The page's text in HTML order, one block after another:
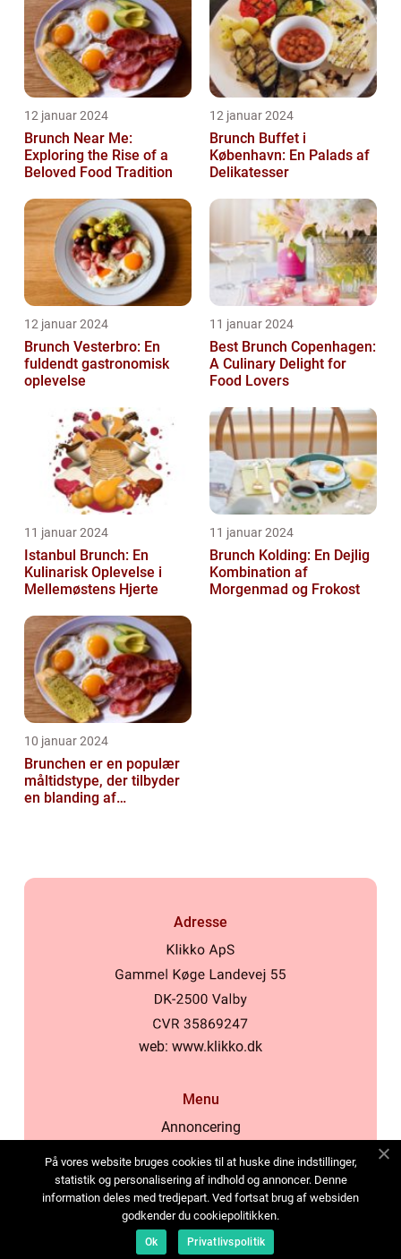
12 januar 2024
Brunch Near Me:
Exploring the Rise of a
Beloved Food Tradition
12 januar 2024
Brunch Buffet i
København: En Palads af
Delikatesser
12 januar 2024
Brunch Vesterbro: En
fuldendt gastronomisk
oplevelse
11 januar 2024
Best Brunch Copenhagen:
A Culinary Delight for
Food Lovers
11 januar 2024
Istanbul Brunch: En
Kulinarisk Oplevelse i
Mellemøstens Hjerte
11 januar 2024
Brunch Kolding: En Dejlig
Kombination af
Morgenmad og Frokost
10 januar 2024
Brunchen er en populær
måltidstype, der tilbyder
en blanding af
Adresse
web: www.klikko.dk
Menu
Annoncering
Cookies
Kontakt os
Sitemap
På vores website bruges cookies til at huske dine indstillinger,
statistik og personalisering af indhold og annoncer. Denne
information deles med tredjepart. Ved fortsat brug af websiden
godkender du cookiepolitikken.
Ok Privatlivspolitik